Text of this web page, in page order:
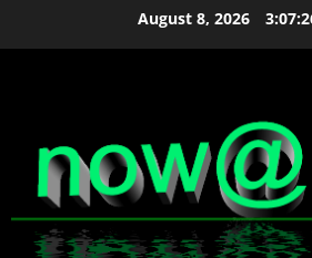
August 8, 2026